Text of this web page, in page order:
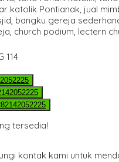
114
tersedia!
kontak kami untuk